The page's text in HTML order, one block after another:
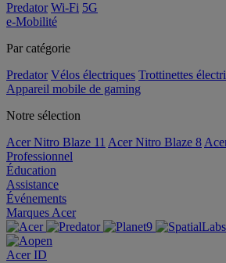
Predator Wi-Fi 5G
e-Mobilité
Par catégorie
Predator Vélos électriques Trottinettes
Appareil mobile de gaming
Notre sélection
Acer Nitro Blaze 11 Acer Nitro Blaze 8
Professionnel
Éducation
Assistance
Événements
Marques Acer
Acer ID